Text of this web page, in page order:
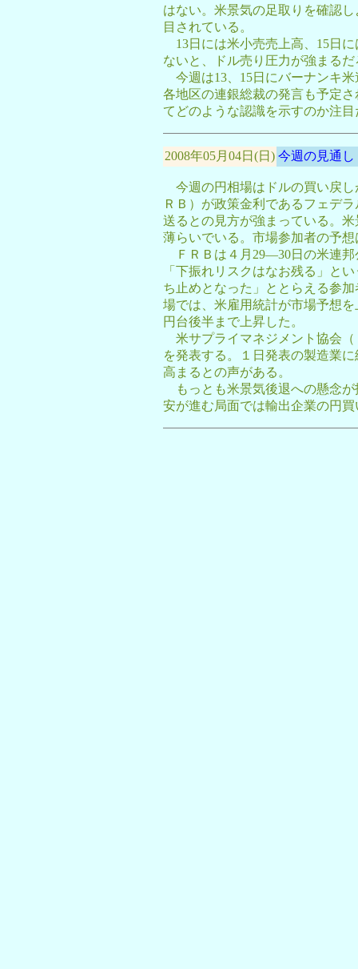
はない。米景気の足取りを確認
目されている。
13日には米小売売上高、15日
ないと、ドル売り圧力が強まるだ
今週は13、15日にバーナンキ
各地区の連銀総裁の発言も予定
てどのような認識を示すのか注目
2008年05月04日(日) 今週の見通
今週の円相場はドルの買い戻し
ＲＢ）が政策金利であるフェデ
送るとの見方が強まっている。
薄らいでいる。市場参加者の予
ＦＲＢは４月29―30日の米連邦
「下振れリスクはなお残る」と
ち止めとなった」ととらえる参
場では、米雇用統計が市場予想
円台後半まで上昇した。
米サプライマネジメント協会（
を発表する。１日発表の製造業
高まるとの声がある。
もっとも米景気後退への懸念が
安が進む局面では輸出企業の円